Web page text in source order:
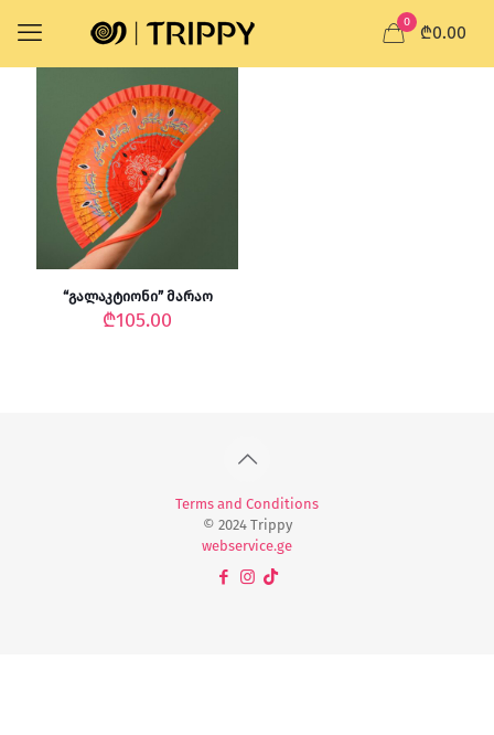
0
₾0.00
“გალაკტიონი” მარაო
₾105.00
Terms and Conditions
© 2024 Trippy
webservice.ge